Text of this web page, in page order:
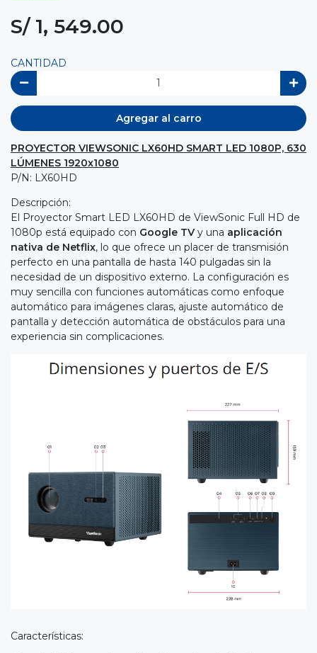
S/ 1, 549.00
CANTIDAD
Agregar al carro
PROYECTOR VIEWSONIC LX60HD SMART LED 1080P, 630
LÚMENES 1920x1080
P/N: LX60HD
Descripción:
El Proyector Smart LED LX60HD de ViewSonic Full HD de
1080p está equipado con Google TV y una aplicación
nativa de Netflix, lo que ofrece un placer de transmisión
perfecto en una pantalla de hasta 140 pulgadas sin la
necesidad de un dispositivo externo. La configuración es
muy sencilla con funciones automáticas como enfoque
automático para imágenes claras, ajuste automático de
pantalla y detección automática de obstáculos para una
experiencia sin complicaciones.
Características: